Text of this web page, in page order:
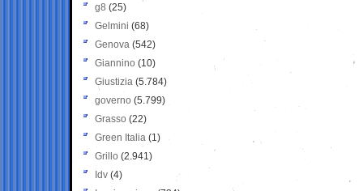
g8 (25)
Gelmini (68)
Genova (542)
Giannino (10)
Giustizia (5.784)
governo (5.799)
Grasso (22)
Green Italia (1)
Grillo (2.941)
Idv (4)